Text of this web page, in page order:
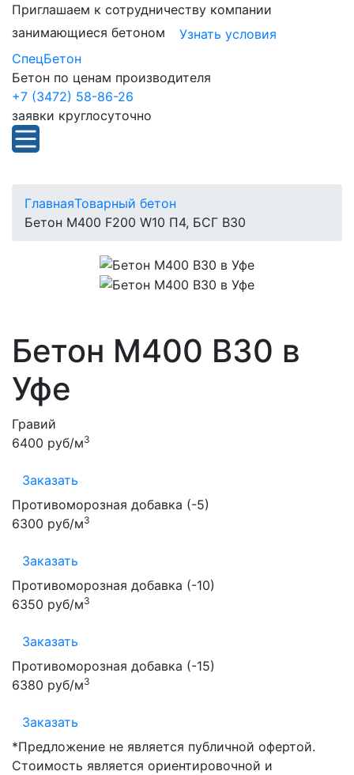
Приглашаем к сотрудничеству компании
занимающиеся бетоном
Узнать условия
СпецБетон
Бетон по ценам производителя
+7 (3472) 58-86-26
заявки круглосуточно
ГлавнаяТоварный бетон
Бетон М400 F200 W10 П4, БСГ В30
Бетон М400 В30 в
Уфе
Гравий
6400 руб/м3
Заказать
Противоморозная добавка (-5)
6300 руб/м3
Заказать
Противоморозная добавка (-10)
6350 руб/м3
Заказать
Противоморозная добавка (-15)
6380 руб/м3
Заказать
*Предложение не является публичной офертой.
Стоимость является ориентировочной и